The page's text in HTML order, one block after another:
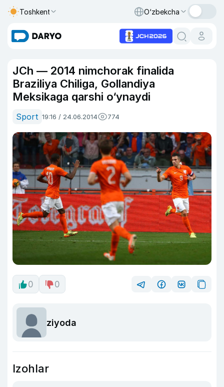
Toshkent O‘zbekcha
JCh — 2014 nimchorak finalida
Braziliya Chiliga, Gollandiya
Meksikaga qarshi o‘ynaydi
Sport 19:16 / 24.06.2014 774
0 0
ziyoda
Izohlar